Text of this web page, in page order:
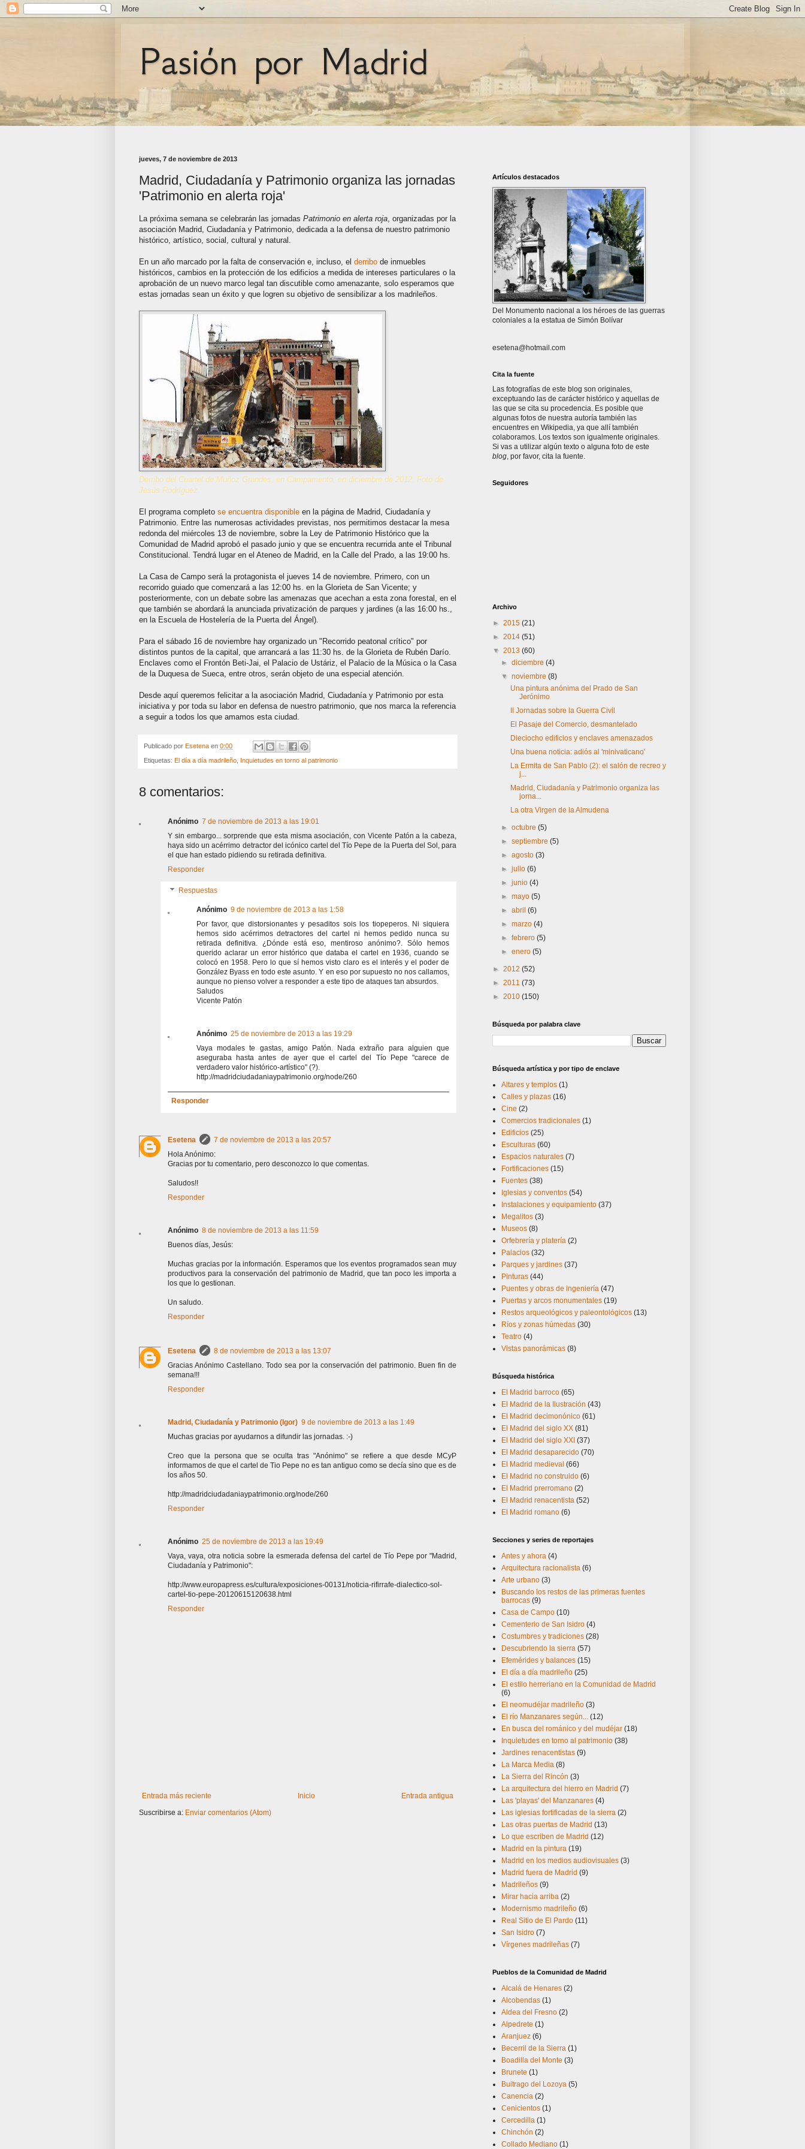
Pasión por Madrid
jueves, 7 de noviembre de 2013
Madrid, Ciudadanía y Patrimonio organiza las jornadas
'Patrimonio en alerta roja'
La próxima semana se celebrarán las jornadas Patrimonio en alerta roja , organizadas por la
asociación Madrid, Ciudadanía y Patrimonio, dedicada a la defensa de nuestro patrimonio
histórico, artístico, social, cultural y natural.
En un año marcado por la falta de conservación e, incluso, el derribo de inmuebles
históricos, cambios en la protección de los edificios a medida de intereses particulares o la
aprobación de un nuevo marco legal tan discutible como amenazante, solo esperamos que
estas jornadas sean un éxito y que logren su objetivo de sensibilizar a los madrileños.
Derribo del Cuartel de Muñoz Grandes, en Campamento, en diciembre de 2012. Foto de
Jesús Rodríguez.
El programa completo se encuentra disponible en la página de Madrid, Ciudadanía y
Patrimonio. Entre las numerosas actividades previstas, nos permitimos destacar la mesa
redonda del miércoles 13 de noviembre, sobre la Ley de Patrimonio Histórico que la
Comunidad de Madrid aprobó el pasado junio y que se encuentra recurrida ante el Tribunal
Constitucional. Tendrá lugar en el Ateneo de Madrid, en la Calle del Prado, a las 19:00 hs.
La Casa de Campo será la protagonista el jueves 14 de noviembre. Primero, con un
recorrido guiado que comenzará a las 12:00 hs. en la Glorieta de San Vicente; y
posteriormente, con un debate sobre las amenazas que acechan a esta zona forestal, en el
que también se abordará la anunciada privatización de parques y jardines (a las 16:00 hs.,
en la Escuela de Hostelería de la Puerta del Ángel).
Para el sábado 16 de noviembre hay organizado un "Recorrido peatonal crítico" por
distintos puntos de la capital, que arrancará a las 11:30 hs. de la Glorieta de Rubén Darío.
Enclaves como el Frontón Beti-Jai, el Palacio de Ustáriz, el Palacio de la Música o la Casa
de la Duquesa de Sueca, entre otros, serán objeto de una especial atención.
Desde aquí queremos felicitar a la asociación Madrid, Ciudadanía y Patrimonio por esta
iniciativa y por toda su labor en defensa de nuestro patrimonio, que nos marca la referencia
a seguir a todos los que amamos esta ciudad.
Publicado por Esetena en 0:00
Etiquetas: El día a día madrileño Inquietudes en torno al patrimonio
8 comentarios:
Anónimo 7 de noviembre de 2013 a las 19:01
Y sin embargo... sorprende que esta misma asociación, con Vicente Patón a la cabeza,
haya sido un acérrimo detractor del icónico cartel del Tío Pepe de la Puerta del Sol, para
el que han estado pidiendo su retirada definitiva.
Responder
Respuestas
Anónimo 9 de noviembre de 2013 a las 1:58
Por favor, que distorsionantes y pesaditos sois los tiopeperos. Ni siquiera
hemos sido acérrimos detractores del cartel ni hemos pedido nunca su
retirada definitiva. ¿Dónde está eso, mentiroso anónimo?. Sólo hemos
querido aclarar un error histórico que databa el cartel en 1936, cuando se
colocó en 1958. Pero lo que sí hemos visto claro es el interés y el poder de
González Byass en todo este asunto. Y en eso por supuesto no nos callamos,
aunque no pienso volver a responder a este tipo de ataques tan absurdos.
Saludos
Vicente Patón
Anónimo 25 de noviembre de 2013 a las 19:29
Vaya modales te gastas, amigo Patón. Nada extraño para alguien que
aseguraba hasta antes de ayer que el cartel del Tío Pepe "carece de
verdadero valor histórico-artístico" (?).
http://madridciudadaniaypatrimonio.org/node/260
Responder
Esetena
7 de noviembre de 2013 a las 20:57
Hola Anónimo:
Gracias por tu comentario, pero desconozco lo que comentas.
Saludos!!
Responder
Anónimo 8 de noviembre de 2013 a las 11:59
Buenos días, Jesús:
Muchas gracias por la información. Esperamos que los eventos programados sean muy
productivos para la conservación del patrimonio de Madrid, que tan poco les importa a
los que lo gestionan.
Un saludo.
Responder
Esetena
8 de noviembre de 2013 a las 13:07
Gracias Anónimo Castellano. Todo sea por la conservación del patrimonio. Buen fin de
semana!!!
Responder
Madrid, Ciudadanía y Patrimonio (Igor) 9 de noviembre de 2013 a las 1:49
Muchas gracias por ayudarnos a difundir las jornadas. :-)
Creo que la persona que se oculta tras "Anónimo" se refiere a que desde MCyP
informamos de que el cartel de Tio Pepe no es tan antiguo como se decía sino que es de
los años 50.
http://madridciudadaniaypatrimonio.org/node/260
Responder
Anónimo 25 de noviembre de 2013 a las 19:49
Vaya, vaya, otra noticia sobre la esmerada defensa del cartel de Tío Pepe por "Madrid,
Ciudadanía y Patrimonio":
http://www.europapress.es/cultura/exposiciones-00131/noticia-rifirrafe-dialectico-sol-
cartel-tio-pepe-20120615120638.html
Responder
Entrada más reciente Entrada antigua
Inicio
Suscribirse a: Enviar comentarios (Atom)
Artículos destacados
Del Monumento nacional a los héroes de las guerras
coloniales a la estatua de Simón Bolívar
esetena@hotmail.com
Cita la fuente
Las fotografías de este blog son originales,
exceptuando las de carácter histórico y aquellas de
las que se cita su procedencia. Es posible que
algunas fotos de nuestra autoría también las
encuentres en Wikipedia, ya que allí también
colaboramos. Los textos son igualmente originales.
Si vas a utilizar algún texto o alguna foto de este
blog, por favor, cita la fuente.
Seguidores
Archivo
► 2015 (21)
► 2014 (51)
▼ 2013 (60)
►diciembre(4)
▼noviembre(8)
Una pintura anónima del Prado de San
Jerónimo
II Jornadas sobre la Guerra Civil
El Pasaje del Comercio, desmantelado
Dieciocho edificios y enclaves amenazados
Una buena noticia: adiós al 'minivaticano'
La Ermita de San Pablo (2): el salón de recreo y
j...
Madrid, Ciudadanía y Patrimonio organiza las
jorna...
La otra Virgen de la Almudena
►octubre(5)
►septiembre(5)
►agosto(3)
►julio(6)
►junio(4)
►mayo(5)
►abril(6)
►marzo(4)
►febrero(5)
►enero(5)
► 2012 (52)
► 2011 (73)
► 2010 (150)
Búsqueda por palabra clave
Búsqueda artística y por tipo de enclave
Altares y templos (1)
Calles y plazas (16)
Cine (2)
Comercios tradicionales (1)
Edificios (25)
Esculturas (60)
Espacios naturales (7)
Fortificaciones (15)
Fuentes (38)
Iglesias y conventos (54)
Instalaciones y equipamiento (37)
Megalitos (3)
Museos (8)
Orfebrería y platería (2)
Palacios (32)
Parques y jardines (37)
Pinturas (44)
Puentes y obras de ingeniería (47)
Puertas y arcos monumentales (19)
Restos arqueológicos y paleontológicos (13)
Ríos y zonas húmedas (30)
Teatro (4)
Vistas panorámicas (8)
Búsqueda histórica
El Madrid barroco (65)
El Madrid de la Ilustración (43)
El Madrid decimonónico (61)
El Madrid del siglo XX (81)
El Madrid del siglo XXI (37)
El Madrid desaparecido (70)
El Madrid medieval (66)
El Madrid no construido (6)
El Madrid prerromano (2)
El Madrid renacentista (52)
El Madrid romano (6)
Secciones y series de reportajes
Antes y ahora (4)
Arquitectura racionalista (6)
Arte urbano (3)
Buscando los restos de las primeras fuentes
barrocas (9)
Casa de Campo (10)
Cementerio de San Isidro (4)
Costumbres y tradiciones (28)
Descubriendo la sierra (57)
Efemérides y balances (15)
El día a día madrileño (25)
El estilo herreriano en la Comunidad de Madrid
(6)
El neomudéjar madrileño (3)
El río Manzanares según... (12)
En busca del románico y del mudéjar (18)
Inquietudes en torno al patrimonio (38)
Jardines renacentistas (9)
La Marca Media (8)
La Sierra del Rincón (3)
La arquitectura del hierro en Madrid (7)
Las 'playas' del Manzanares (4)
Las iglesias fortificadas de la sierra (2)
Las otras puertas de Madrid (13)
Lo que escriben de Madrid (12)
Madrid en la pintura (19)
Madrid en los medios audiovisuales (3)
Madrid fuera de Madrid (9)
Madrileños (9)
Mirar hacia arriba (2)
Modernismo madrileño (6)
Real Sitio de El Pardo (11)
San Isidro (7)
Vírgenes madrileñas (7)
Pueblos de la Comunidad de Madrid
Alcalá de Henares (2)
Alcobendas (1)
Aldea del Fresno (2)
Alpedrete (1)
Aranjuez (6)
Becerril de la Sierra (1)
Boadilla del Monte (3)
Brunete (1)
Buitrago del Lozoya (5)
Canencia (2)
Cenicientos (1)
Cercedilla (1)
Chinchón (2)
Collado Mediano (1)